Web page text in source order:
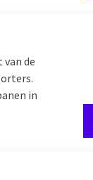
de
in